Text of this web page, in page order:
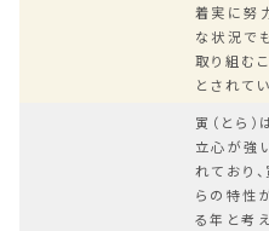
着実に努
な状況で
取り組む
とされて
寅（とら）
立心が強
れており
らの特性
る年と考